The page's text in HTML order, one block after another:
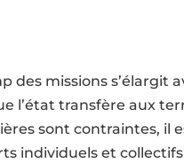
des missions s’élargit
l’état transfère aux
sont contraintes, il
individuels et